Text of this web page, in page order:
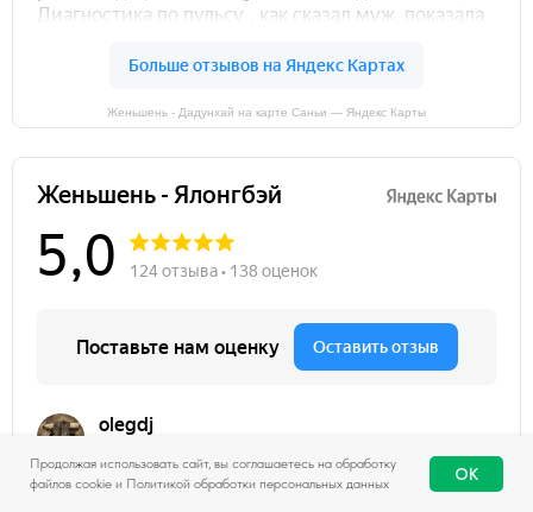
Женьшень - Дадунхай на карте Саньи — Яндекс Карты
Продолжая использовать сайт, вы соглашаетесь на обработку
файлов cookie и Политикой обработки персональных данных
OK